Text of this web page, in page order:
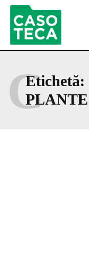
Etichetă:
PLANTE
C